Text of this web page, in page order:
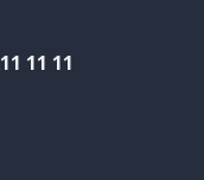
11 11